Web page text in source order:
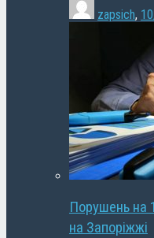
zapsich,
Порушень на
на Запоріжжі